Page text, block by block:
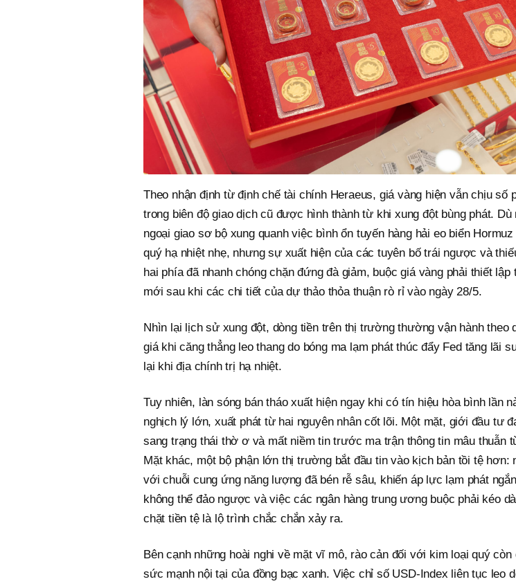
Theo nhận định từ định chế tài chính Heraeus, giá vàng hiện vẫn chịu số
trong biên độ giao dịch cũ được hình thành từ khi xung đột bùng phát. Dù
ngoại giao sơ bộ xung quanh việc bình ổn tuyến hàng hải eo biển
quý hạ nhiệt nhẹ, nhưng sự xuất hiện của các tuyên bố trái ngược và
hai phía đã nhanh chóng chặn đứng đà giảm, buộc giá vàng phải thiết lập
mới sau khi các chi tiết của dự thảo thỏa thuận rò rỉ vào ngày 28/5.
Nhìn lại lịch sử xung đột, dòng tiền trên thị trường thường vận hành theo
giá khi căng thẳng leo thang do bóng ma lạm phát thúc đẩy Fed tăng lãi
lại khi địa chính trị hạ nhiệt.
Tuy nhiên, làn sóng bán tháo xuất hiện ngay khi có tín hiệu hòa bình lần
nghịch lý lớn, xuất phát từ hai nguyên nhân cốt lõi. Một mặt, giới đầu tư
sang trạng thái thờ ơ và mất niềm tin trước ma trận thông tin mâu thuẫn
Mặt khác, một bộ phận lớn thị trường bắt đầu tin vào kịch bản tồi tệ hơn:
với chuỗi cung ứng năng lượng đã bén rễ sâu, khiến áp lực lạm phát
không thể đảo ngược và việc các ngân hàng trung ương buộc phải kéo
chặt tiền tệ là lộ trình chắc chắn xảy ra.
Bên cạnh những hoài nghi về mặt vĩ mô, rào cản đối với kim loại quý
sức mạnh nội tại của đồng bạc xanh. Việc chỉ số USD-Index liên tục leo